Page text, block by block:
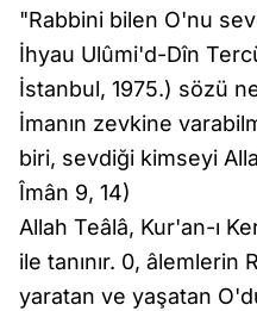
"Rabbini bilen O'nu
İhyau Ulûmi'd-Dîn
İstanbul, 1975.) sözü
İmanın zevkine
biri, sevdiği kimseyi
Îmân 9, 14)
Allah Teâlâ, Kur'an-ı
ile tanınır. 0, âlemlerin
yaratan ve yaşatan